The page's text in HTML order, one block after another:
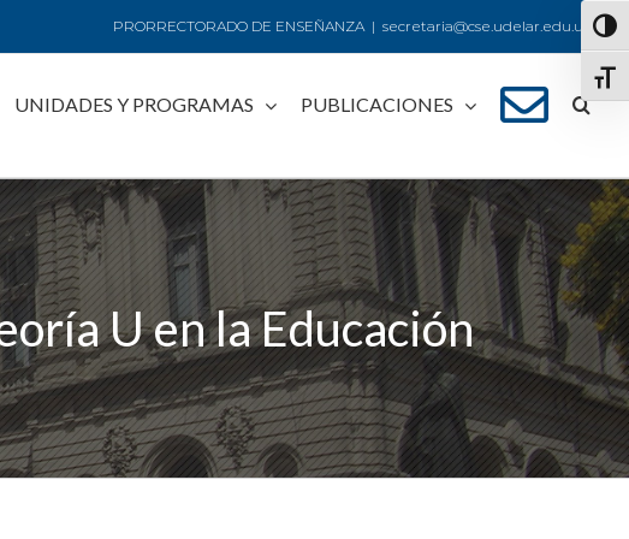
PRORRECTORADO DE ENSEÑANZA | secretaria@cse.udelar.edu.uy
UNIDADES Y PROGRAMAS PUBLICACIONES
U en la Educación